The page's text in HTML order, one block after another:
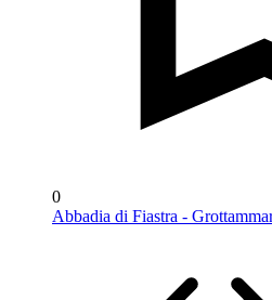
0
Abbadia di Fiastra -